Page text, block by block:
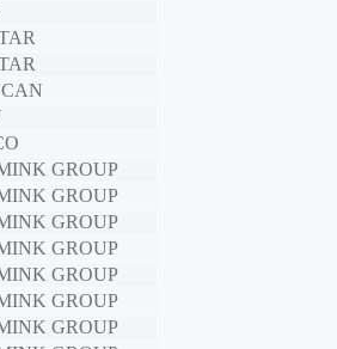
GROUP
GROUP
GROUP
GROUP
GROUP
GROUP
GROUP